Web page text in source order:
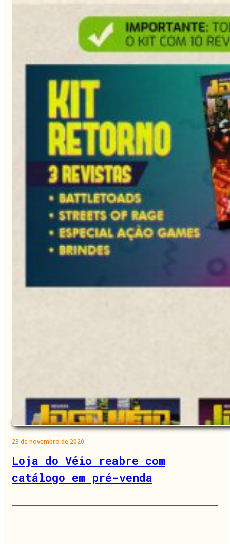
23 de novembro de 2020
Loja do Véio reabre com
catálogo em pré-venda